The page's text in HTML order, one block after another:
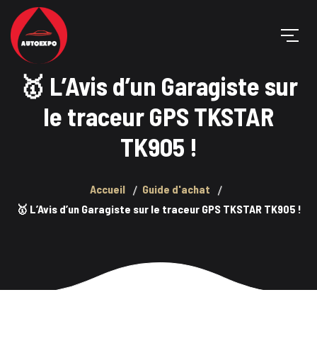
🥇 L’Avis d’un Garagiste sur
le traceur GPS TKSTAR
TK905 !
Accueil
Guide d'achat
🥇 L’Avis d’un Garagiste sur le traceur GPS TKSTAR TK905 !